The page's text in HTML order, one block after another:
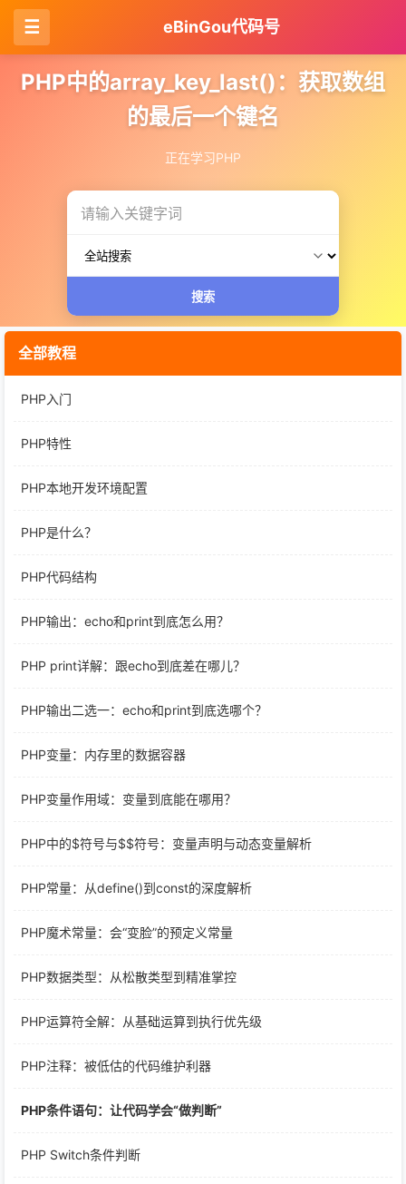
☰ eBinGou代码号
PHP中的array_key_last()：获取数组
的最后一个键名
正在学习PHP
搜索
全部教程
PHP入门
PHP特性
PHP本地开发环境配置
PHP是什么？
PHP代码结构
PHP输出：echo和print到底怎么用？
PHP print详解：跟echo到底差在哪儿？
PHP输出二选一：echo和print到底选哪个？
PHP变量：内存里的数据容器
PHP变量作用域：变量到底能在哪用？
PHP中的$符号与$$符号：变量声明与动态变量解析
PHP常量：从define()到const的深度解析
PHP魔术常量：会“变脸”的预定义常量
PHP数据类型：从松散类型到精准掌控
PHP运算符全解：从基础运算到执行优先级
PHP注释：被低估的代码维护利器
PHP条件语句：让代码学会“做判断”
PHP Switch条件判断